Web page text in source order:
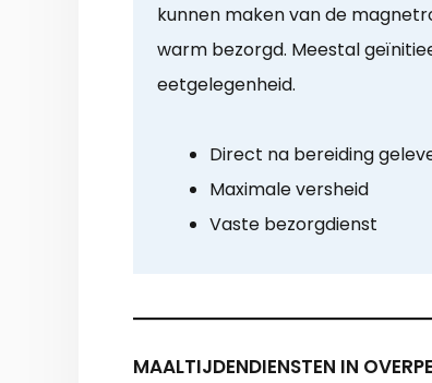
kunnen maken van de
warm bezorgd. Meestal
eetgelegenheid.
Direct na bereiding
Maximale versheid
Vaste bezorgdienst
MAALTIJDENDIENSTEN IN